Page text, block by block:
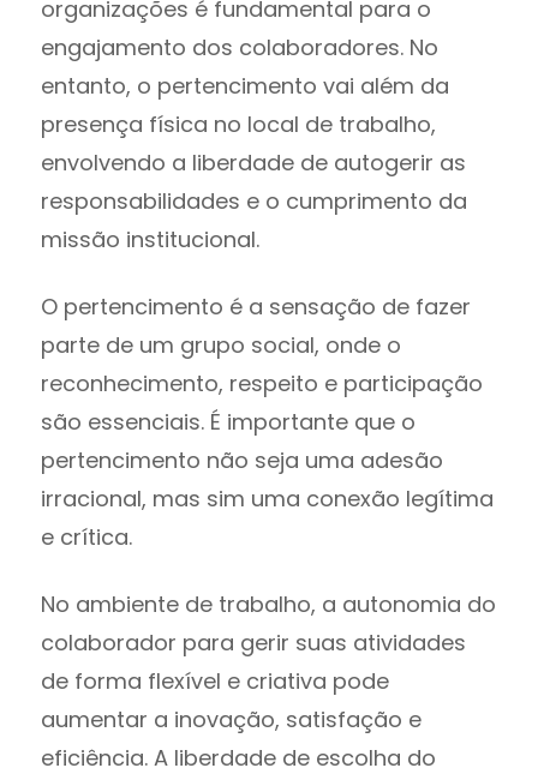
organizações é fundamental para o
engajamento dos colaboradores. No
entanto, o pertencimento vai além da
presença física no local de trabalho,
envolvendo a liberdade de autogerir as
responsabilidades e o cumprimento da
missão institucional.
O pertencimento é a sensação de fazer
parte de um grupo social, onde o
reconhecimento, respeito e participação
são essenciais. É importante que o
pertencimento não seja uma adesão
irracional, mas sim uma conexão legítima
e crítica.
No ambiente de trabalho, a autonomia do
colaborador para gerir suas atividades
de forma flexível e criativa pode
aumentar a inovação, satisfação e
eficiência. A liberdade de escolha do